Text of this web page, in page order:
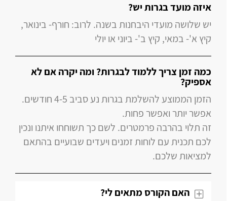
איזה מועד בגרות יש?
יש שלושה מועדי היבחנות בשנה. לרוב: חורף- בינואר,
קיץ א'- במאי, קיץ ב'- ביוני או יולי
כמה זמן צריך ללמוד לבגרות? ומה יקרה אם לא
אספיק?
הזמן הממוצע להשלמת בגרות נע סביב 4-5 חודשים.
אפשר יותר ואפשר פחות.
זה תלוי בהרבה פרמטרים. לשם כך תשוחחו איתנו ונכין
לכם תכנית עם לוחות זמנים ויעדים שבועיים בהתאם
למציאות שלכם.
האם הקורס מתאים לי?